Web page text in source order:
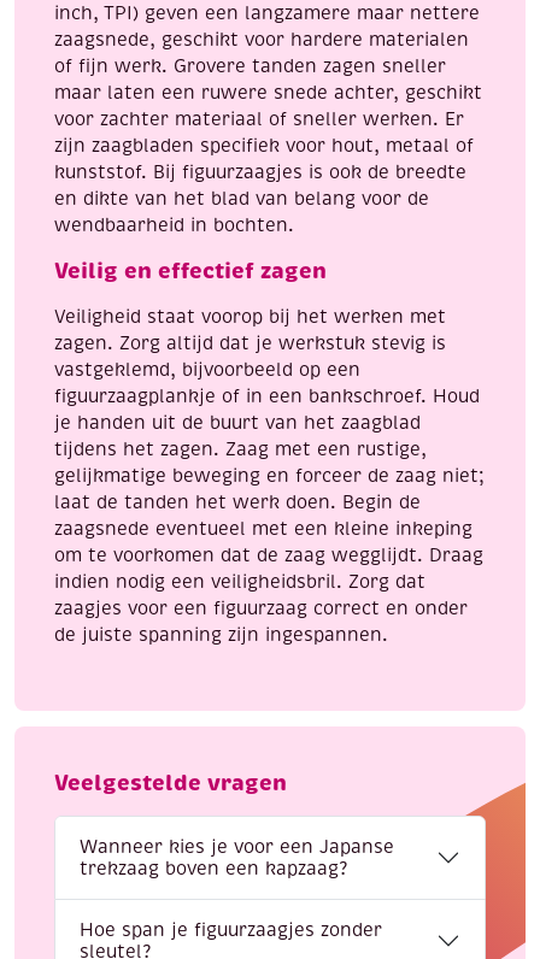
inch, TPI) geven een langzamere maar nettere
zaagsnede, geschikt voor hardere materialen
of fijn werk. Grovere tanden zagen sneller
maar laten een ruwere snede achter, geschikt
voor zachter materiaal of sneller werken. Er
zijn zaagbladen specifiek voor hout, metaal of
kunststof. Bij figuurzaagjes is ook de breedte
en dikte van het blad van belang voor de
wendbaarheid in bochten.
Veilig en effectief zagen
Veiligheid staat voorop bij het werken met
zagen. Zorg altijd dat je werkstuk stevig is
vastgeklemd, bijvoorbeeld op een
figuurzaagplankje of in een bankschroef. Houd
je handen uit de buurt van het zaagblad
tijdens het zagen. Zaag met een rustige,
gelijkmatige beweging en forceer de zaag niet;
laat de tanden het werk doen. Begin de
zaagsnede eventueel met een kleine inkeping
om te voorkomen dat de zaag wegglijdt. Draag
indien nodig een veiligheidsbril. Zorg dat
zaagjes voor een figuurzaag correct en onder
de juiste spanning zijn ingespannen.
Veelgestelde vragen
Wanneer kies je voor een Japanse
trekzaag boven een kapzaag?
Hoe span je figuurzaagjes zonder
sleutel?